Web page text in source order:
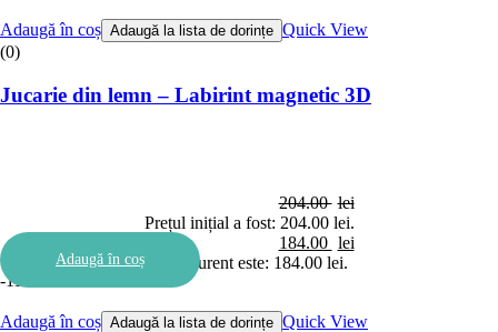
Adaugă în coș Adaugă la lista de dorințe Quick View
(0)
Jucarie din lemn – Labirint magnetic 3D
204.00 lei
Prețul inițial a fost: 204.00 lei.
184.00 lei
Prețul curent este: 184.00 lei.
Adaugă în coș
-11%
Adaugă în coș Adaugă la lista de dorințe Quick View